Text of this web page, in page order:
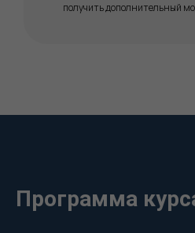
получить дополнительный
Программа